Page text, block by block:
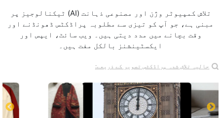
تلاش کمپیوٹر وژن اور مصنوعی ذہانت (AI) ٹیکنالوجیز پر
مبنی ہے، جو آپ کو تیزی سے مطلوبہ پراڈکٹس ڈھونڈنے اور
وقت بچانے میں مدد دیتی ہیں۔ ویب سائٹ، ایپس اور
ایکسٹینشنز بالکل مفت ہیں۔
حالیہ تلاش شدہ پراڈکٹس تصویر کے ذریعے: